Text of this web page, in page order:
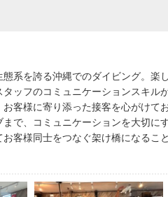
系を誇る沖縄でのダイビング。楽
ッフのコミュニケーションスキル
客様に寄り添った接客を心がけて
で、コミュニケーションを大切に
客様同士をつなぐ架け橋になるこ